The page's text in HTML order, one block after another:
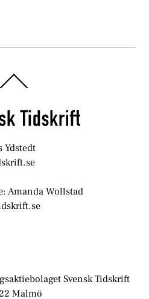
To
Ydstedt
Amanda Wollstad
Svensk Tidskrift
Malmö